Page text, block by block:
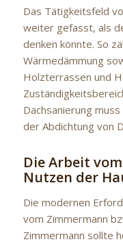
Das Tätigkeitsfeld
weiter gefasst, als
denken könnte. So
Wärmedämmung
Holzterrassen und
Dachsanierung
der Abdichtung von
Die Arbeit
Nutzen der
Die modernen
vom Zimmermann
Zimmermann sollte